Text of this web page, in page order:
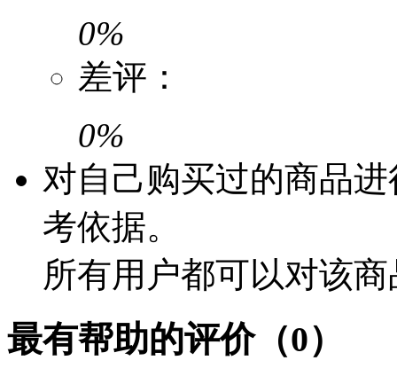
0%
差评：
0%
对自己购买过的商品
考依据。
所有用户都可以对该
最有帮助的评价（0）